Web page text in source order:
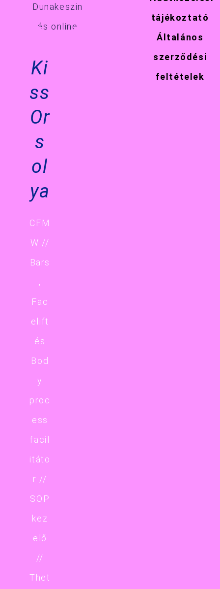
Ki
ss
Or
s
ol
ya
CFM
W //
Bars
,
Fac
elift
és
Bod
y
proc
ess
facil
itáto
r //
SOP
kez
elő
//
Thet
tájékoztató
Általános
szerződési
feltételek